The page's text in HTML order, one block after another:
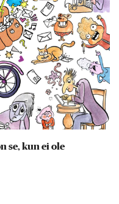
se, kun ei ole